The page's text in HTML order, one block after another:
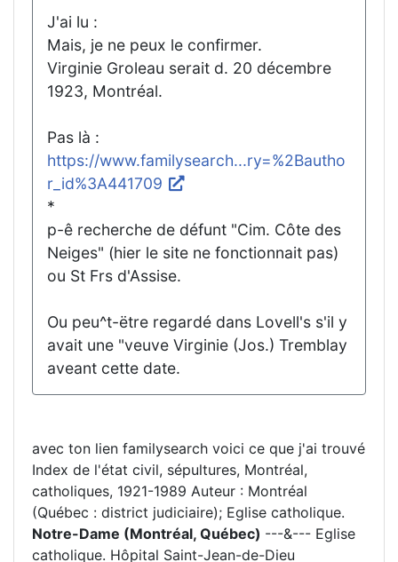
J'ai lu :
Mais, je ne peux le confirmer.
Virginie Groleau serait d. 20 décembre
1923, Montréal.
Pas là :
https://www.familysearch...ry=%2Bautho
r_id%3A441709
*
p-ê recherche de défunt "Cim. Côte des
Neiges" (hier le site ne fonctionnait pas)
ou St Frs d'Assise.
Ou peu^t-ëtre regardé dans Lovell's s'il y
avait une "veuve Virginie (Jos.) Tremblay
aveant cette date.
avec ton lien familysearch voici ce que j'ai trouvé
Index de l'état civil, sépultures, Montréal,
catholiques, 1921-1989 Auteur : Montréal
(Québec : district judiciaire); Eglise catholique.
Notre-Dame (Montréal, Québec) ---&--- Eglise
catholique. Hôpital Saint-Jean-de-Dieu